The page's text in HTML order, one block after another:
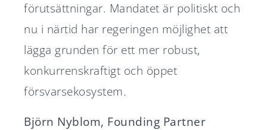
förutsättningar. Mandatet är politiskt och
nu i närtid har regeringen möjlighet att
lägga grunden för ett mer robust,
konkurrenskraftigt och öppet
försvarsekosystem.
Björn Nyblom, Founding Partner